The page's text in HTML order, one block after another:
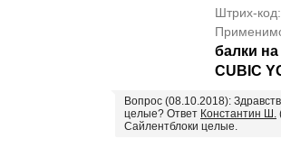
Штрих-
балки
CUBIC
Вопрос (08.10.2018):
целые? Ответ Константин Ш.
Сайлентблоки целые.